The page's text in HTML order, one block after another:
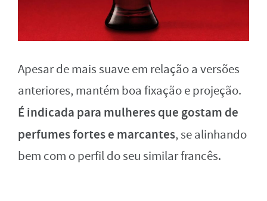
Apesar de mais suave em relação a versões
anteriores, mantém boa fixação e projeção.
É indicada para mulheres que gostam de
perfumes fortes e marcantes, se alinhando
bem com o perfil do seu similar francês.